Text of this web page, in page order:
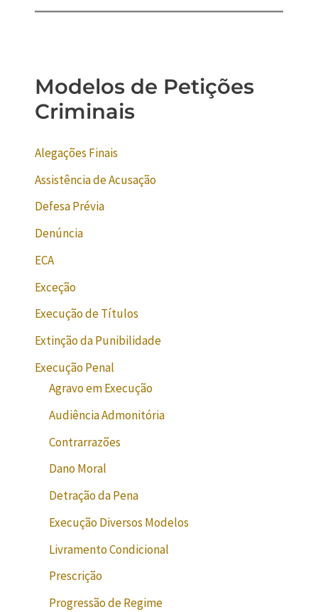
Modelos de Petições
Criminais
Alegações Finais
Assistência de Acusação
Defesa Prévia
Denúncia
ECA
Exceção
Execução de Títulos
Extinção da Punibilidade
Execução Penal
Agravo em Execução
Audiência Admonitória
Contrarrazões
Dano Moral
Detração da Pena
Execução Diversos Modelos
Livramento Condicional
Prescrição
Progressão de Regime